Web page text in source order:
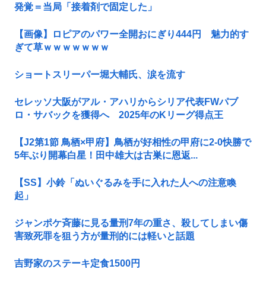
発覚＝当局「接着剤で固定した」
【画像】ロピアのパワー全開おにぎり444円 魅力的す
ぎて草ｗｗｗｗｗｗｗ
ショートスリーパー堀大輔氏、涙を流す
セレッソ大阪がアル・アハリからシリア代表FWパブ
ロ・サバックを獲得へ 2025年のKリーグ得点王
【J2第1節 鳥栖×甲府】鳥栖が好相性の甲府に2-0快勝で
5年ぶり開幕白星！田中雄大は古巣に恩返...
【SS】小鈴「ぬいぐるみを手に入れた人への注意喚
起」
ジャンポケ斉藤に見る量刑7年の重さ、殺してしまい傷
害致死罪を狙う方が量刑的には軽いと話題
吉野家のステーキ定食1500円